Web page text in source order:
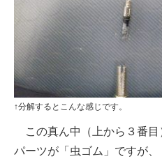
↑分解するとこんな感じです。
この真ん中（上から３番目
パーツが「虫ゴム」ですが、